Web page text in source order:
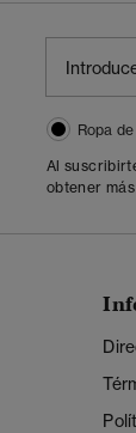
Ropa
Al
obtener